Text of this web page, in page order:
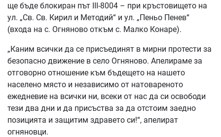
ще бъде блокиран път III-8004 – при кръстовището на
ул. „Св. Св. Кирил и Методий“ и ул. „Пеньо Пенев“
(входа на с. Огняново откъм с. Малко Конаре).
„Каним всички да се присъединят в мирни протести за
безопасно движение в село Огняново. Апелираме за
отговорно отношение към бъдещето на нашето
населено място и независимо от натовареното
ежедневие на всички ни, всеки от нас да си освободи
тези два дни и да присъства за да отстоим заедно
позицията и защитим здравето си!“, апелират
огняновци.